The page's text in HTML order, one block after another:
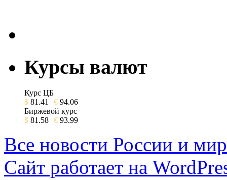
Курсы валют
Курс ЦБ
$ 81.41 € 94.06
Биржевой курс
$ 81.58 € 93.99
Все новости России и
Сайт работает на